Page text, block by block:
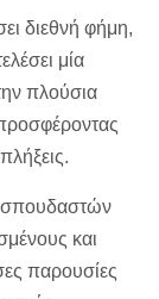
διεθνή φήμη,
μία
πλούσια
σπουδαστών
και
παρουσίες